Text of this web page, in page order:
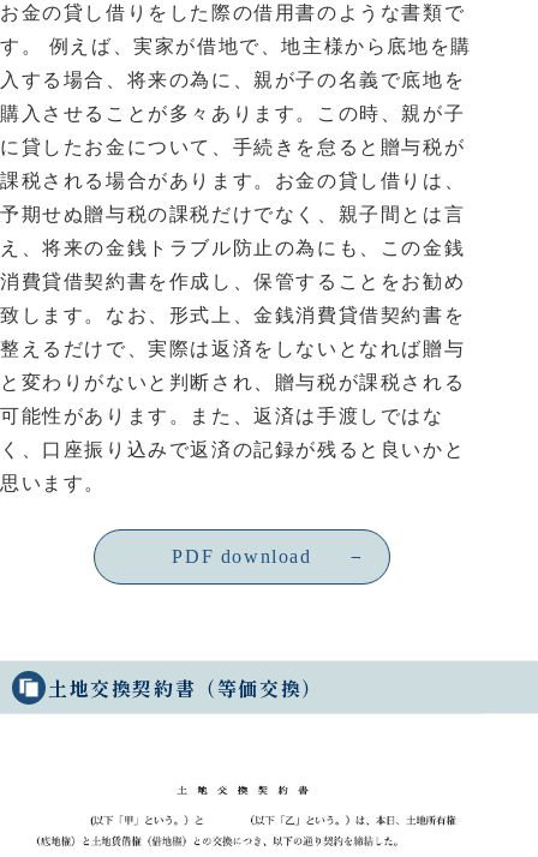
お金の貸し借りをした際の借用書のような書類で
す。 例えば、実家が借地で、地主様から底地を購
入する場合、将来の為に、親が子の名義で底地を
購入させることが多々あります。この時、親が子
に貸したお金について、手続きを怠ると贈与税が
課税される場合があります。お金の貸し借りは、
予期せぬ贈与税の課税だけでなく、親子間とは言
え、将来の金銭トラブル防止の為にも、この金銭
消費貸借契約書を作成し、保管することをお勧め
致します。なお、形式上、金銭消費貸借契約書を
整えるだけで、実際は返済をしないとなれば贈与
と変わりがないと判断され、贈与税が課税される
可能性があります。また、返済は手渡しではな
く、口座振り込みで返済の記録が残ると良いかと
思います。
PDF download
土地交換契約書（等価交換）